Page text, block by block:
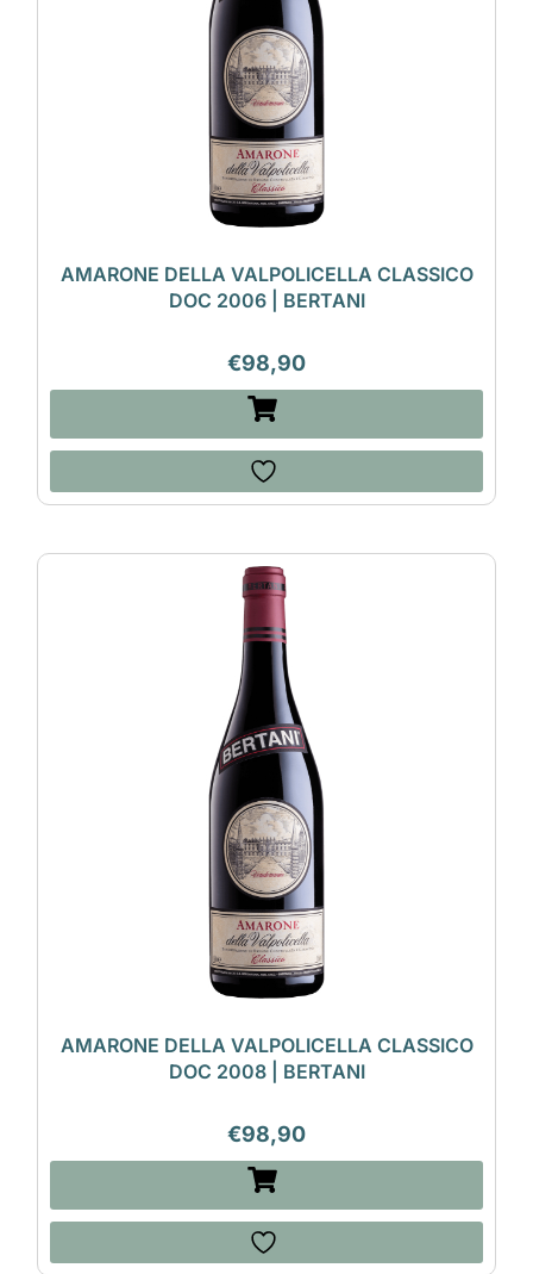
AMARONE DELLA VALPOLICELLA CLASSICO
DOC 2006 | BERTANI
€98,90
AMARONE DELLA VALPOLICELLA CLASSICO
DOC 2008 | BERTANI
€98,90